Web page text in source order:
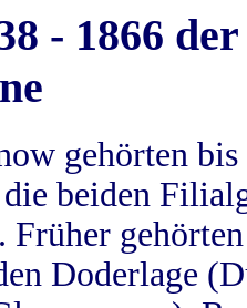
- 1866
gehörten
beiden
Früher
Doderlage